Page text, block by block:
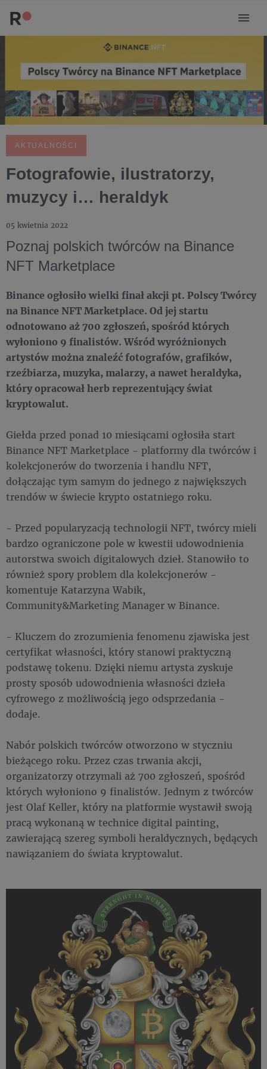
AKTUALNOŚCI
Fotografowie, ilustratorzy,
muzycy i… heraldyk
05 kwietnia 2022
Poznaj polskich twórców na Binance
NFT Marketplace
Binance ogłosiło wielki finał akcji pt. Polscy Twórcy
na Binance NFT Marketplace. Od jej startu
odnotowano aż 700 zgłoszeń, spośród których
wyłoniono 9 finalistów. Wśród wyróżnionych
artystów można znaleźć fotografów, grafików,
rzeźbiarza, muzyka, malarzy, a nawet heraldyka,
który opracował herb reprezentujący świat
kryptowalut.
Giełda przed ponad 10 miesiącami ogłosiła start
Binance NFT Marketplace - platformy dla twórców i
kolekcjonerów do tworzenia i handlu NFT,
dołączając tym samym do jednego z największych
trendów w świecie krypto ostatniego roku.
- Przed popularyzacją technologii NFT, twórcy mieli
bardzo ograniczone pole w kwestii udowodnienia
autorstwa swoich digitalowych dzieł. Stanowiło to
również spory problem dla kolekcjonerów -
komentuje Katarzyna Wabik,
Community&Marketing Manager w Binance.
- Kluczem do zrozumienia fenomenu zjawiska jest
certyfikat własności, który stanowi praktyczną
podstawę tokenu. Dzięki niemu artysta zyskuje
prosty sposób udowodnienia własności dzieła
cyfrowego z możliwością jego odsprzedania -
dodaje.
Nabór polskich twórców otworzono w styczniu
bieżącego roku. Przez czas trwania akcji,
organizatorzy otrzymali aż 700 zgłoszeń, spośród
których wyłoniono 9 finalistów. Jednym z twórców
jest Olaf Keller, który na platformie wystawił swoją
pracą wykonaną w technice digital painting,
zawierającą szereg symboli heraldycznych, będących
nawiązaniem do świata kryptowalut.